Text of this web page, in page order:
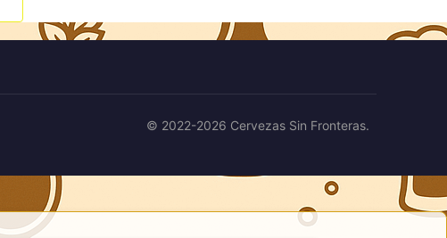
© 2022-2026 Cervezas Sin Fronteras.